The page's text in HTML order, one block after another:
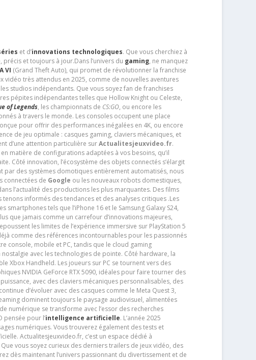
et d’innovations technologiques. Que vous cherchiez à
et toujours à jour.Dans l’univers du gaming, ne manquez
VI (Grand Theft Auto), qui promet de révolutionner la franchise
très attendus en 2025, comme de nouvelles aventures
studios indépendants. Que vous soyez fan de franchises
pépites indépendantes telles que Hollow Knight ou Celeste,
of Legends, les championnats de CS:GO, ou encore les
à travers le monde. Les consoles occupent une place
pour offrir des performances inégalées en 4K, ou encore
de jeu optimale : casques gaming, claviers mécaniques, et
d’une attention particulière surActualitesjeuxvideo.fr.
matière de configurations adaptées à vos besoins, qu’il
Côté innovation, l’écosystème des objets connectés s’élargit
par des systèmes domotiques entièrement automatisés, nous
connectées de Google ou les nouveaux robots domestiques,
l’actualité des productions les plus marquantes. Des films
tenons informés des tendances et des analyses critiques .Les
tels que l’iPhone 16 et le Samsung Galaxy S24,
que jamais comme un carrefour d’innovations majeures,
les limites de l’expérience immersive sur PlayStation 5
comme des références incontournables pour les passionnés
console, mobile et PC, tandis que le cloud gaming
avec les technologies de pointe. Côté hardware, la
Xbox Handheld. Les joueurs sur PC se tournent vers des
NVIDIA GeForce RTX 5090, idéales pour faire tourner des
avec des claviers mécaniques personnalisables, des
d’évoluer avec des casques comme le Meta Quest 3,
dominent toujours le paysage audiovisuel, alimentées
numérique se transforme avec l’essor des recherches
pensée pour l’intelligence artificielle. L’année 2025
numériques. Vous trouverez également des tests et
Actualitesjeuxvideo.fr, c’est un espace dédié à
vous soyez curieux des derniers trailers de jeux vidéo, des
dès maintenant l’univers passionnant du divertissement et de